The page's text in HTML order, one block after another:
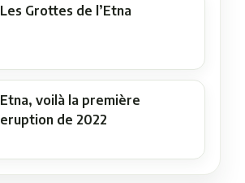
Les Grottes de l’Etna
Etna, voilà la première
eruption de 2022